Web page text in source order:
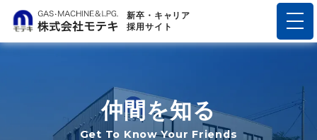
新卒・キャリア
採用サイト
仲間を知る
Get To Know Your Friends